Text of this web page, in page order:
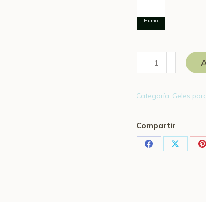
humo
ml
Categoría: Geles
Compartir
Share Share